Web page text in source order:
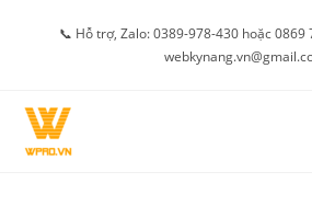
📞 Hỗ trợ, Zalo: 0389-978-430 hoặc 0869